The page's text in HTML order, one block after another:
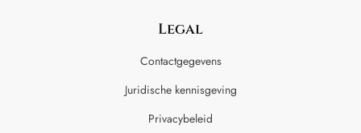
Legal
Contactgegevens
Juridische kennisgeving
Privacybeleid